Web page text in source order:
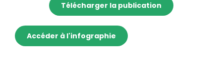
Télécharger la publication
Accéder à l'infographie